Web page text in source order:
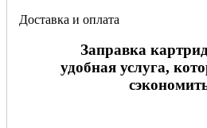
Доставка и оплата
Заправка
удобная услуга,